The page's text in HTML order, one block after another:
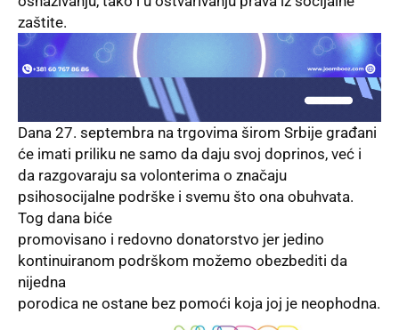
zaštite.
Dana 27. septembra na trgovima širom Srbije građani
će imati priliku ne samo da daju svoj doprinos, već i
da razgovaraju sa volonterima o značaju
psihosocijalne podrške i svemu što ona obuhvata.
Tog dana biće
promovisano i redovno donatorstvo jer jedino
kontinuiranom podrškom možemo obezbediti da
nijedna
porodica ne ostane bez pomoći koja joj je neophodna.